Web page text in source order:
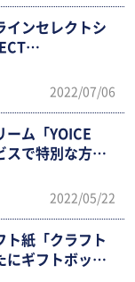
インセレクトシ
2022/07/06
ーム「YOICE
スで特別な方
2022/05/22
ト紙「クラフト
にギフトボック